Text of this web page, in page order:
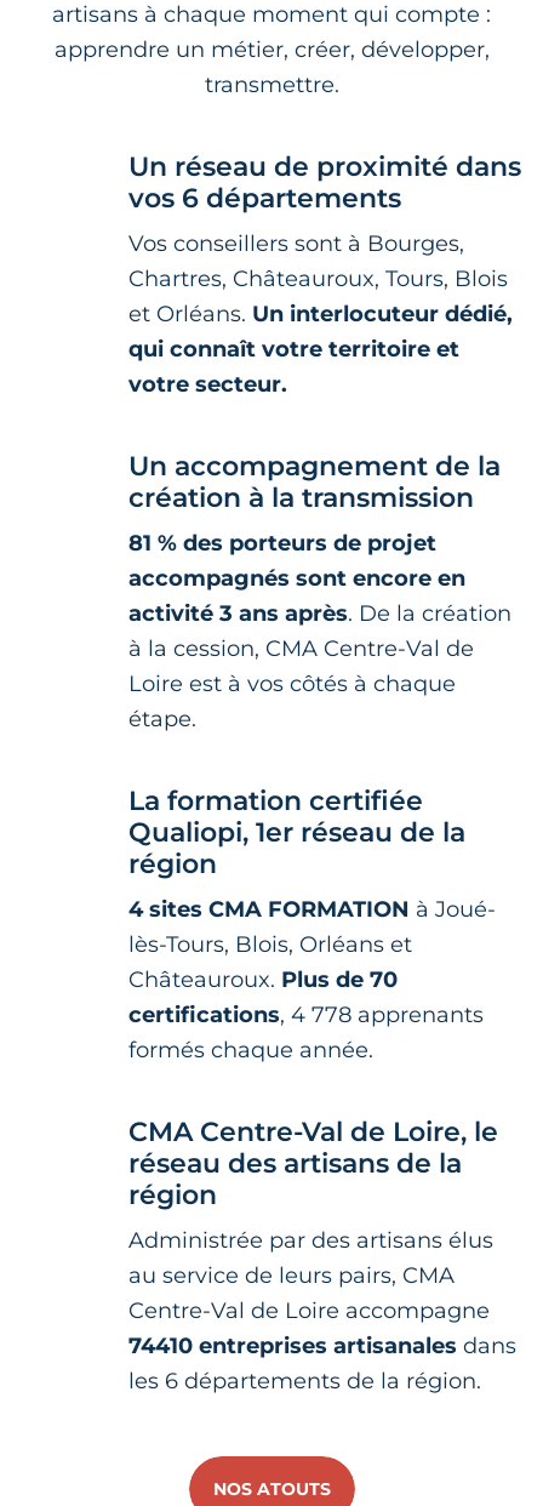
artisans à chaque moment qui compte :
apprendre un métier, créer, développer,
transmettre.
Un réseau de proximité dans
vos 6 départements
Vos conseillers sont à Bourges,
Chartres, Châteauroux, Tours, Blois
et Orléans. Un interlocuteur dédié,
qui connaît votre territoire et
votre secteur.
Un accompagnement de la
création à la transmission
81 % des porteurs de projet
accompagnés sont encore en
activité 3 ans après. De la création
à la cession, CMA Centre-Val de
Loire est à vos côtés à chaque
étape.
La formation certifiée
Qualiopi, 1er réseau de la
région
4 sites CMA FORMATION à Joué-
lès-Tours, Blois, Orléans et
Châteauroux. Plus de 70
certifications, 4 778 apprenants
formés chaque année.
CMA Centre-Val de Loire, le
réseau des artisans de la
région
Administrée par des artisans élus
au service de leurs pairs, CMA
Centre-Val de Loire accompagne
74410 entreprises artisanales dans
les 6 départements de la région.
NOS ATOUTS